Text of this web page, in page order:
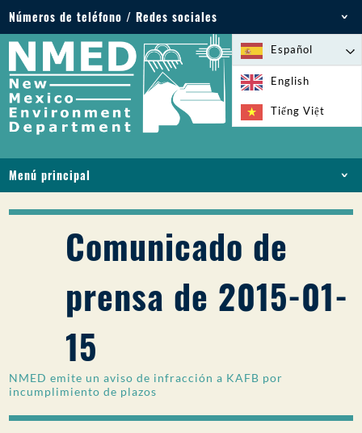
Números de teléfono / Redes sociales
Teléfono: 505-827-2855
1-800-219-6157
Emergencias medioambientales: 505-827-9329
(24 horas)
Español
English
Tiếng Việt
Menú principal
LICENCIAS Y PERMISOS
PFAS EN NM
FINANCIACIÓN
SERVICIOS EN LÍNEA
BIBLIOTECA
PARTICIPACIÓN DEL PÚBLICO
Buscar:
Comunicado de
prensa de 2015-01-
15
NMED emite un aviso de infracción a KAFB por
incumplimiento de plazos